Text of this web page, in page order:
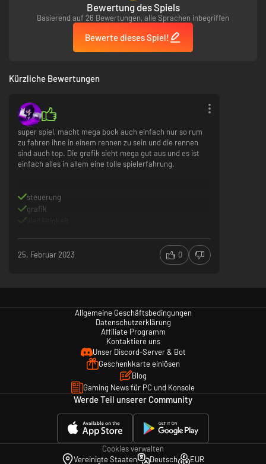
Bewertung des Spiels
Basierend auf 26 Bewertungen, alle Sprachen inbegriffen
Bewerte dieses Spiel!
Kürzliche Bewertungen
super spiel, macht mega bock auch einfach nur so rum
zu fahren ihne in einem rennen zu sein und die rennen
sind auch top. Die grafik sieht mega gut aus und es ist
einfach alles in allem eine tolle spielerfahrung.
steuerung
grafik
25. Februar 2023 0
Allgemeine Geschäftsbedingungen
Datenschutzerklärung
Affiliate Programm
Kontaktiere uns
Unser Discord-Server & Bot
Geschenkkarte einlösen
Blog
Gaming News für PC und Konsole
Werde Teil unserer Community
Cookies verwalten
Vereinigte Staaten
Deutsch EUR